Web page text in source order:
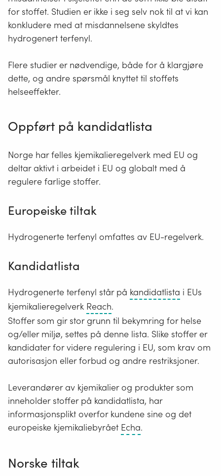
for stoffet. Studien er ikke i seg selv nok til at vi kan
konkludere med at misdannelsene skyldtes
hydrogenert terfenyl.
Flere studier er nødvendige, både for å klargjøre
dette, og andre spørsmål knyttet til stoffets
helseeffekter.
Oppført på kandidatlista
Norge har felles kjemikalieregelverk med EU og
deltar aktivt i arbeidet i EU og globalt med å
regulere farlige stoffer.
Europeiske tiltak
Hydrogenerte terfenyl omfattes av EU-regelverk.
Kandidatlista
Hydrogenerte terfenyl står på kandidatlista Stoffer
gir
stor
grunn
til
i EUs
kjemikalieregelverk ReachReach
står
for
Registration,
Evaluation,
and
restriction
of
Chemicals
.
Stoffer som gir stor grunn til bekymring for helse
og/eller miljø, settes på denne lista. Slike stoffer er
kandidater for videre regulering i EU, som krav om
autorisasjon eller forbud og andre restriksjoner.
Leverandører av kjemikalier og produkter som
inneholder stoffer på kandidatlista, har
informasjonsplikt overfor kundene sine og det
europeiske kjemikaliebyrået EchaDet
.
Norske tiltak